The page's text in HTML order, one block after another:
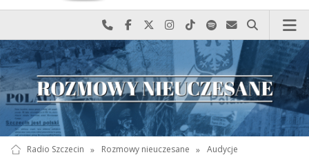
Najlepiej po prostu do nas zadzwoń
Odwiedź nas na Facebook-u
Odwiedź nas na X
Odwiedź nas na Instagram-ie
Odwiedź nas na TikTok-u
Szukaj nas na Spotify
Wyślij do nas
Szukaj
Radio Szczecin » Rozmowy nieuczesane » Audycje